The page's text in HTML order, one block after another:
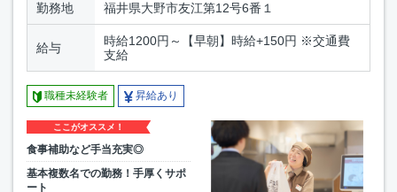
勤務地 福井県大野市友江第12号6番１
給与
時給1200円～【早朝】時給+150円 ※交通費
支給
職種未経験者 昇給あり
ここがオススメ！
食事補助など手当充実◎
基本複数名での勤務！手厚くサポ
ート